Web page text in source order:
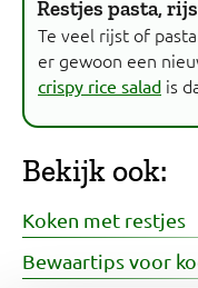
Restjes pasta,
Te veel rijst of
er gewoon een
crispy rice salad is
Bekijk ook:
Koken met restjes
Bewaartips voor